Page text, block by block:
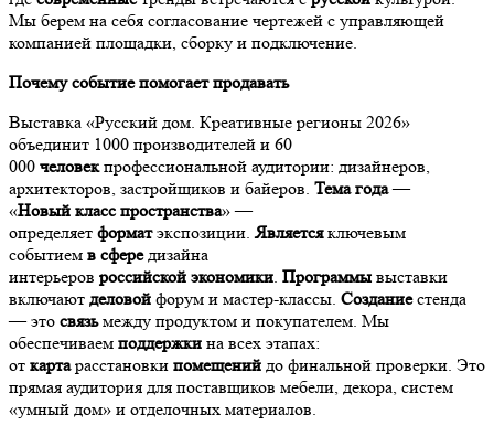
Мы берем на себя согласование чертежей с управляющей
компанией площадки, сборку и подключение.
Почему событие помогает продавать
Выставка «Русский дом. Креативные регионы 2026»
объединит 1000 производителей и 60
000 человекпрофессиональной аудитории: дизайнеров,
архитекторов, застройщиков и байеров. Тема года—
«Новый класс пространства» —
определяет форматэкспозиции.Являетсяключевым
событием в сфередизайна
интерьеров российской экономики. Программы выставки
включают деловой форум и мастер-классы. Созданиестенда
— это связьмежду продуктом и покупателем. Мы
обеспечиваем поддержки на всех этапах:
от картарасстановки помещений до финальной проверки. Это
прямая аудитория для поставщиков мебели, декора, систем
«умный дом» и отделочных материалов.